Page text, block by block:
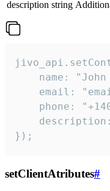
description string
name: "John
email:
phone:
});
setClientAtributes#